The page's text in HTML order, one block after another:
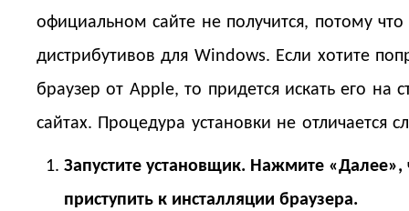
официальном сайте не получится, потому
дистрибутивов для Windows. Если хотите
браузер от Apple, то придется искать его на
сайтах. Процедура установки не отличается
Запустите установщик. Нажмите «Далее»,
приступить к инсталляции браузера.